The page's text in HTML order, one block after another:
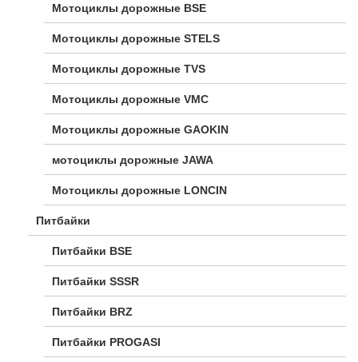
Мотоциклы дорожные BSE
Мотоциклы дорожные STELS
Мотоциклы дорожные TVS
Мотоциклы дорожные VMC
Мотоциклы дорожные GAOKIN
мотоциклы дорожные JAWA
Мотоциклы дорожные LONCIN
Питбайки
Питбайки BSE
Питбайки SSSR
Питбайки BRZ
Питбайки PROGASI